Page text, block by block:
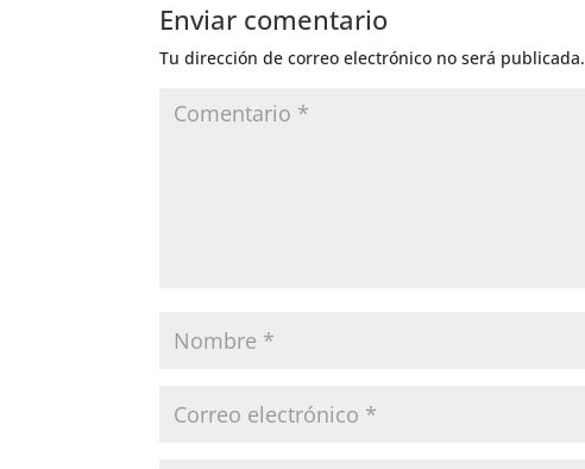
Enviar comentario
Tu dirección de correo electrónico no será publicada.